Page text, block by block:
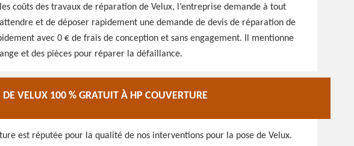
coûts des travaux de réparation de Velux, l’entreprise demande à tout
et de déposer rapidement une demande de devis de réparation de
avec 0 € de frais de conception et sans engagement. Il mentionne
et des pièces pour réparer la défaillance.
VELUX 100 % GRATUIT À HP COUVERTURE
est réputée pour la qualité de nos interventions pour la pose de Velux.